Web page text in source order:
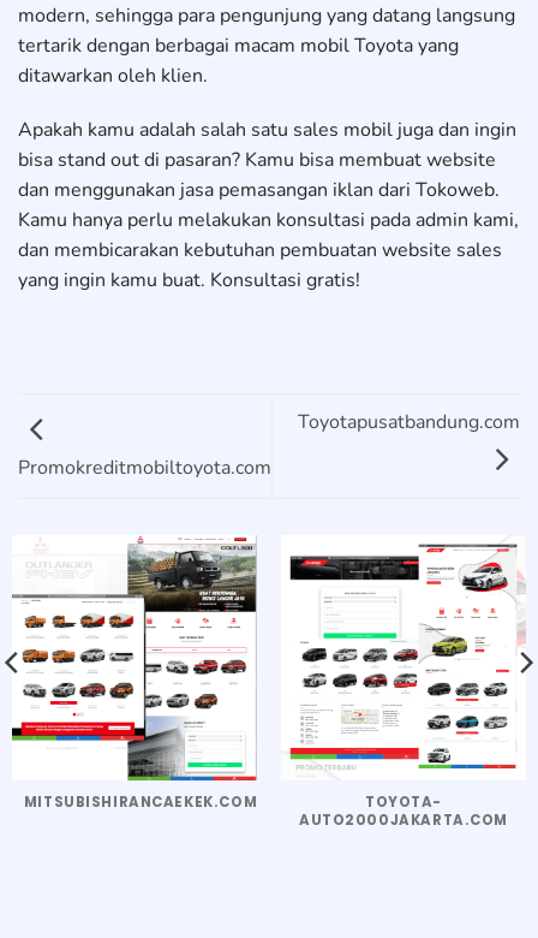
modern, sehingga para pengunjung yang datang langsung
tertarik dengan berbagai macam mobil Toyota yang
ditawarkan oleh klien.
Apakah kamu adalah salah satu sales mobil juga dan ingin
bisa stand out di pasaran? Kamu bisa membuat website
dan menggunakan jasa pemasangan iklan dari Tokoweb.
Kamu hanya perlu melakukan konsultasi pada admin kami,
dan membicarakan kebutuhan pembuatan website sales
yang ingin kamu buat. Konsultasi gratis!
Promokreditmobiltoyota.com
Toyotapusatbandung.com
MITSUBISHIRANCAEKEK.COM
TOYOTA-
AUTO2000JAKARTA.COM